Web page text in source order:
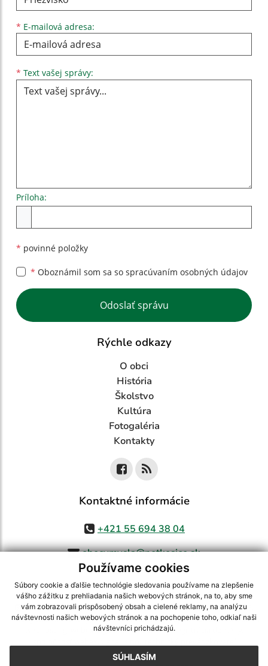
Používame cookies
Súbory cookie a ďalšie technológie sledovania používame na zlepšenie
vášho zážitku z prehliadania našich webových stránok, na to, aby sme
vám zobrazovali prispôsobený obsah a cielené reklamy, na analýzu
návštevnosti našich webových stránok a na pochopenie toho, odkiaľ naši
návštevníci prichádzajú.
SÚHLASÍM
* E-mailová adresa:
* Text vašej správy:
Príloha:
* povinné položky
* Oboznámil som sa so spracúvaním osobných údajov
Google reCaptcha Response
Odoslať správu
Rýchle odkazy
O obci
História
Školstvo
Kultúra
Fotogaléria
Kontakty
Kontaktné informácie
+421 55 694 38 04
obecvmysla@netkosice.sk
využite možnosť získavania aktuálnych informácií s využitím RSS
CMS systém (redakčný) systém ECHELON 2,Mapa stránok,web portál
webex.digital, s.r.o.,domény,registrácia domény